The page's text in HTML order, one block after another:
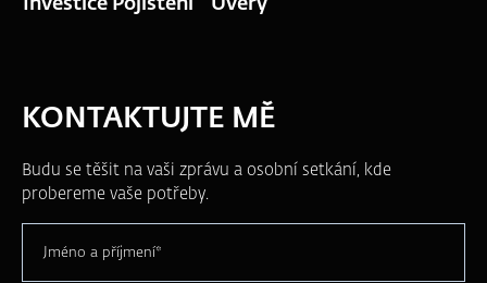
Investice Pojištění Úvěry
KONTAKTUJTE MĚ
Budu se těšit na vaši zprávu a osobní setkání, kde
probereme vaše potřeby.
Jméno a příjmení*